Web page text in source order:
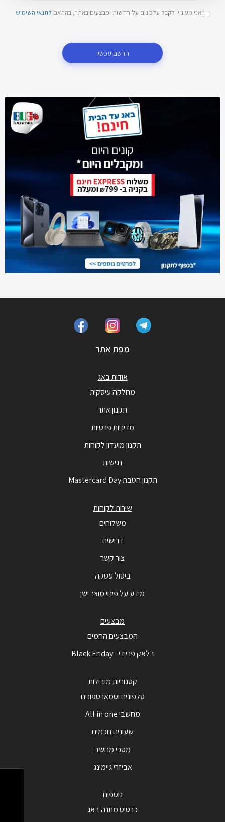
אני מעוניין לקבל עדכונים על חדשות ומבצעים באתר, בהתאם לתנאי השימוש
הרשם עכשיו
מפת אתר
אודות באג
מחלקה עיסקית
תקנון אתר
מדיניות פרטיות
תקנון מועדון לקוחות
נגישות
תקנון הטבת Mastercard Day
שירות לקוחות
משלוחים
דרושים
צור קשר
ביטול עסקה
מידע על פינוי מוצר ישן
מבצעים
המבצעים החמים
בלאק פריידי - Black Friday
קטגוריות מובילות
טלפונים וסמארטפונים
מחשבי All in one
שעונים חכמים
מסכי מחשב
אביזרי גיימינג
נוספים
כרטיס מתנה באג